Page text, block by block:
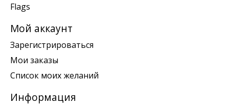
Flags
Мой аккаунт
Зарегистрироваться
Мои заказы
Список моих желаний
Информация